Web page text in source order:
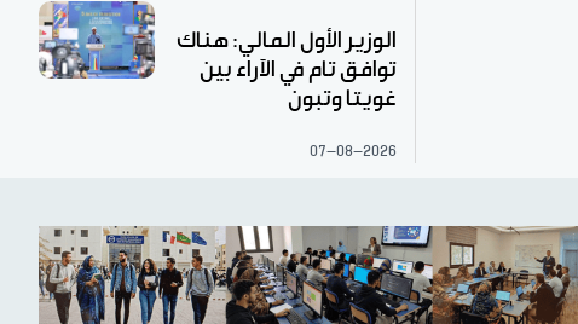
الوزير الأول المالي: هناك
توافق تام في الآراء بين
غويتا وتبون
07-08-2026